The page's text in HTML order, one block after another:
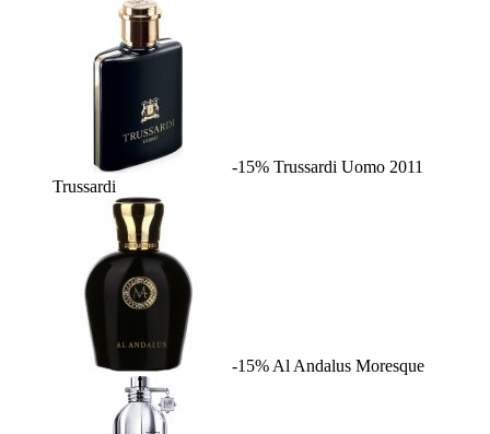
-15% Trussardi Uomo 2011
Trussardi
-15% Al Andalus Moresque